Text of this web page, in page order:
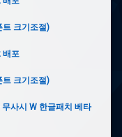
트 크기조절)
배포
트 크기조절)
무사시 W 한글패치 베타